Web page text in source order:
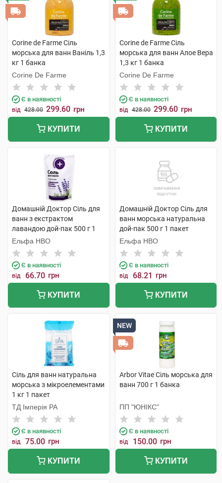
Corine de Farme Сіль
морська для ванн Ваніль 1,3
кг 1 банка
Corine De Farme
Є в наявності
від 428.00 299.60 грн
КУПИТИ
Corine de Farme Сіль
морська для ванн Алое Вера
1,3 кг 1 банка
Corine De Farme
Є в наявності
від 428.00 299.60 грн
КУПИТИ
Домашній Доктор Сіль для
ванн з екстрактом
лавандою дой-пак 500 г 1
пакет
Ельфа НВО
Є в наявності
від 66.70 грн
КУПИТИ
Домашній Доктор Сіль для
ванн морська натуральна
дой-пак 500 г 1 пакет
Ельфа НВО
Є в наявності
від 68.21 грн
КУПИТИ
Сіль для ванн натуральна
морська з мікроелементами
1 кг 1 пакет
ТД Імперія РА
Є в наявності
від 75.00 грн
КУПИТИ
NEW
Arbor Vitae Сіль морська для
ванн 700 г 1 банка
ПП "ЮНІКС"
Є в наявності
від 150.00 грн
КУПИТИ